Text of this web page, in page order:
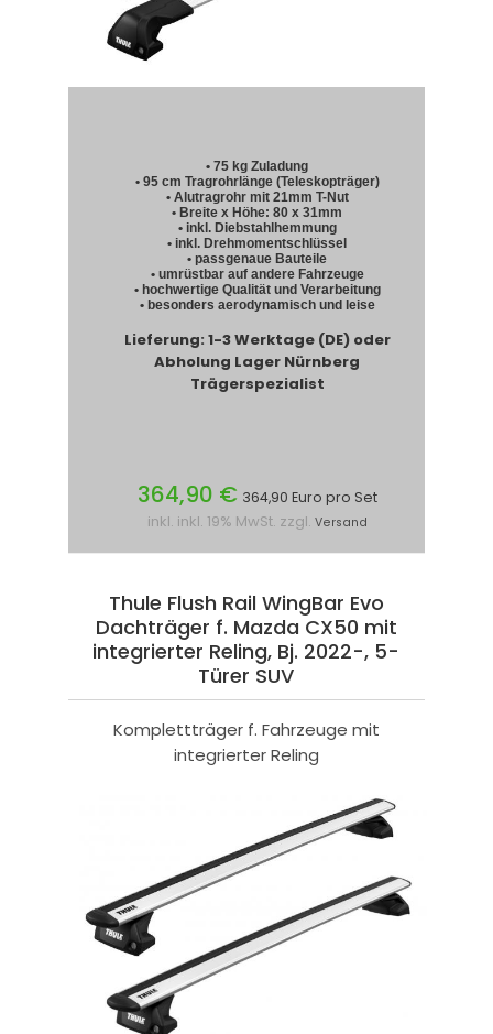
• 75 kg Zuladung
• 95 cm Tragrohrlänge (Teleskopträger)
• Alutragrohr mit 21mm T-Nut
• Breite x Höhe: 80 x 31mm
• inkl. Diebstahlhemmung
• inkl. Drehmomentschlüssel
• passgenaue Bauteile
• umrüstbar auf andere Fahrzeuge
• hochwertige Qualität und Verarbeitung
• besonders aerodynamisch und leise
Lieferung: 1-3 Werktage (DE) oder
Abholung Lager Nürnberg
Trägerspezialist
364,90 € 364,90 Euro pro Set
inkl. inkl. 19% MwSt. zzgl. Versand
Thule Flush Rail WingBar Evo
Dachträger f. Mazda CX50 mit
integrierter Reling, Bj. 2022-, 5-
Türer SUV
Komplettträger f. Fahrzeuge mit
integrierter Reling